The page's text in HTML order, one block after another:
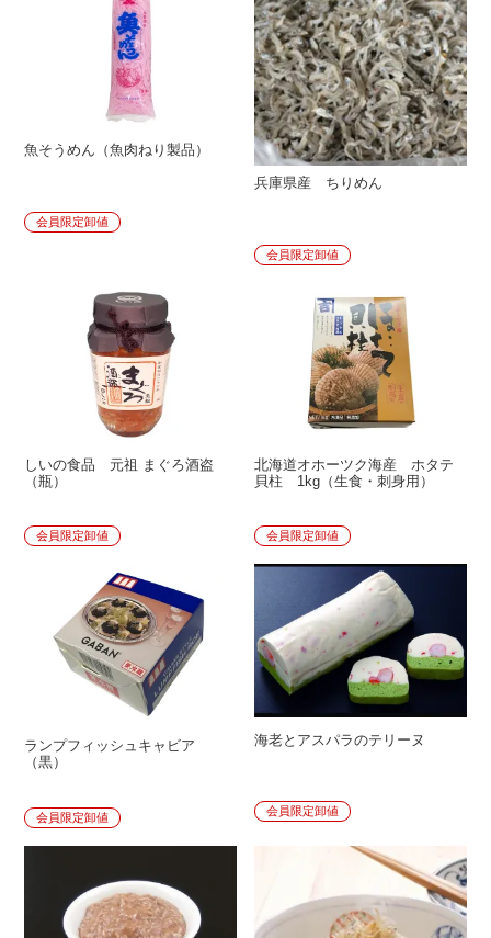
魚そうめん（魚肉ねり製品）
会員限定卸値
兵庫県産 ちりめん
会員限定卸値
しいの食品 元祖 まぐろ酒盗
（瓶）
会員限定卸値
北海道オホーツク海産 ホタテ
貝柱 1kg（生食・刺身用）
会員限定卸値
ランプフィッシュキャビア
（黒）
会員限定卸値
海老とアスパラのテリーヌ
会員限定卸値